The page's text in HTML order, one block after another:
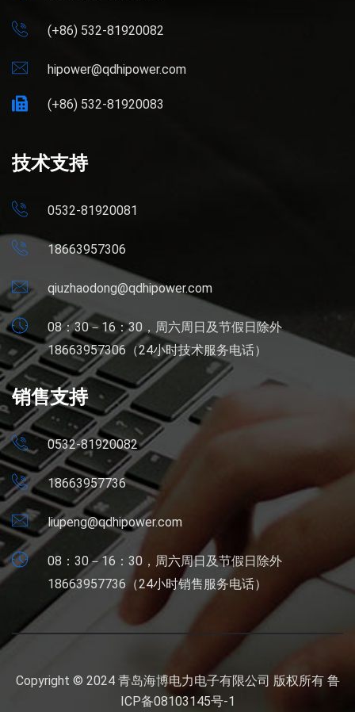
(+86) 532-81920082
hipower@qdhipower.com
(+86) 532-81920083
技术支持
0532-81920081
18663957306
qiuzhaodong@qdhipower.com
08：30－16：30，周六周日及节假日除外
18663957306（24小时技术服务电话）
销售支持
0532-81920082
18663957736
liupeng@qdhipower.com
08：30－16：30，周六周日及节假日除外
18663957736（24小时销售服务电话）
Copyright © 2024 青岛海博电力电子有限公司 版权所有 鲁
ICP备08103145号-1